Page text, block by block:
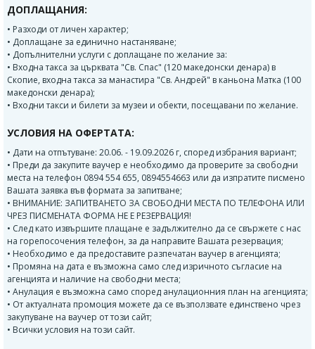
ДОПЛАЩАНИЯ:
• Разходи от личен характер;
• Доплащане за единично настаняване;
• Допълнителни услуги с доплащане по желание за:
• Входна такса за църквата "Св. Спас" (120 македонски денара) в
Скопие, входна такса за манастира "Св. Андрей" в каньона Матка (100
македонски денара);
• Входни такси и билети за музеи и обекти, посещавани по желание.
УСЛОВИЯ НА ОФЕРТАТА:
• Дати на отпътуване: 20.06. - 19.09.2026 г, според избрания вариант;
• Преди да закупите ваучер е необходимо да проверите за свободни
места на телефон 0894 554 655, 0894554663 или да изпратите писмено
Вашата заявка във формата за запитване;
• ВНИМАНИЕ: ЗАПИТВАНЕТО ЗА СВОБОДНИ МЕСТА ПО ТЕЛЕФОНА ИЛИ
ЧРЕЗ ПИСМЕНАТА ФОРМА НЕ Е РЕЗЕРВАЦИЯ!
• След като извършите плащане е задължително да се свържете с нас
на горепосочения телефон, за да направите Вашата резервация;
• Необходимо е да предоставите разпечатан ваучер в агенцията;
• Промяна на дата е възможна само след изричното съгласие на
агенцията и наличие на свободни места;
• Анулация е възможна само според анулационния план на агенцията;
• От актуалната промоция можете да се възползвате единствено чрез
закупуване на ваучер от този сайт;
• Всички условия на този сайт.